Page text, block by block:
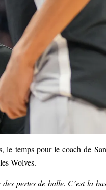
le temps pour le coach de
Wolves.
pertes de balle. C’est la